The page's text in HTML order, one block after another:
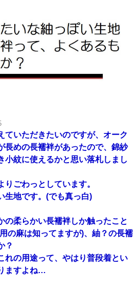
ていただきたいのですが、オーク
長めの長襦袢があったので、錦紗
小紋に使えるかと思い落札しまし
りごわっとしています。
生地です。(でも真っ白)
の柔らかい長襦袢しか触ったこと
の麻は知ってますが)、紬？の長襦
？
れの用途って、やはり普段着とい
ますよね…